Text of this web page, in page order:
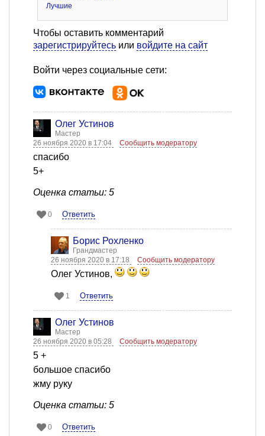
Лучшие
Чтобы оставить комментарий
зарегистрируйтесь или войдите на сайт
Войти через социальные сети:
Олег Устинов
Мастер
26 ноября 2020 в 17:04
Сообщить модератору
спасибо
5+
Оценка статьи: 5
0 Ответить
Борис Рохленко
Грандмастер
26 ноября 2020 в 17:18
Сообщить модератору
Олег Устинов,
1 Ответить
Олег Устинов
Мастер
26 ноября 2020 в 05:28
Сообщить модератору
5 +
большое спасибо
жму руку
Оценка статьи: 5
0 Ответить